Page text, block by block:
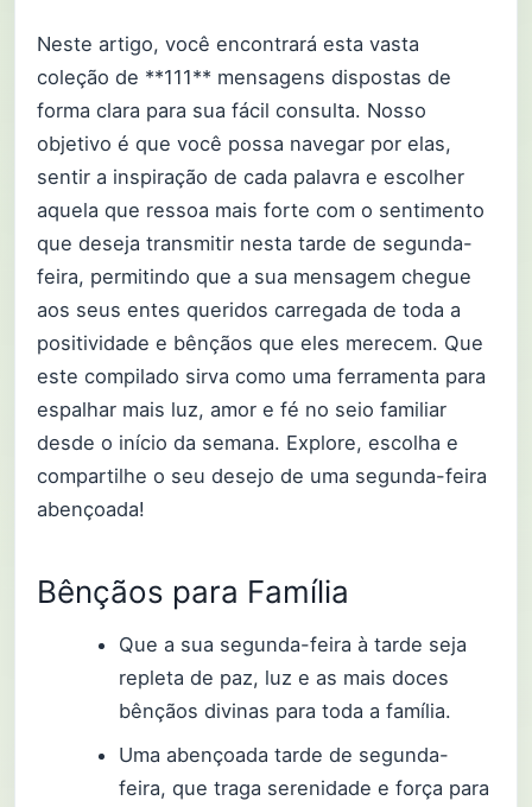
Neste artigo, você encontrará esta vasta
coleção de **111** mensagens dispostas de
forma clara para sua fácil consulta. Nosso
objetivo é que você possa navegar por elas,
sentir a inspiração de cada palavra e escolher
aquela que ressoa mais forte com o sentimento
que deseja transmitir nesta tarde de segunda-
feira, permitindo que a sua mensagem chegue
aos seus entes queridos carregada de toda a
positividade e bênçãos que eles merecem. Que
este compilado sirva como uma ferramenta para
espalhar mais luz, amor e fé no seio familiar
desde o início da semana. Explore, escolha e
compartilhe o seu desejo de uma segunda-feira
abençoada!
Bênçãos para Família
Que a sua segunda-feira à tarde seja
repleta de paz, luz e as mais doces
bênçãos divinas para toda a família.
Uma abençoada tarde de segunda-
feira, que traga serenidade e força para